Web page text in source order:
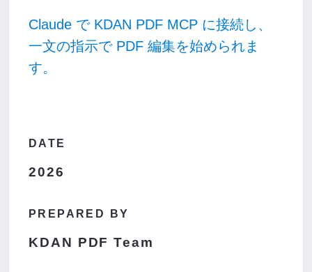
Claude で KDAN PDF MCP に接続し、
一文の指示で PDF 編集を始められま
す。
DATE
2026
PREPARED BY
KDAN PDF Team